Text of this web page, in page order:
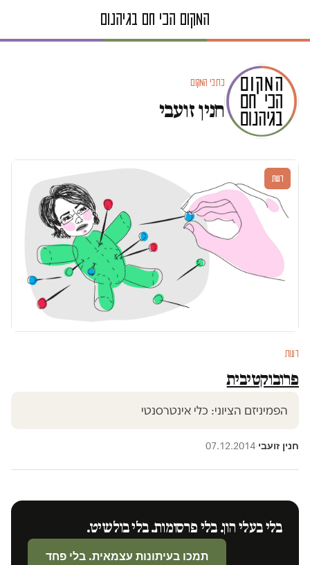
כתבי המקום
חנין זועבי
דעות
דעות
פרובוקטיבית
הפמיניזם הציוני: כלי אינטרסנטי
חנין זועבי·
07.12.2014
בלי בעלי הון. בלי פרסומות. בלי בולשיט.
תמכו בעיתונות עצמאית. בלי פחד